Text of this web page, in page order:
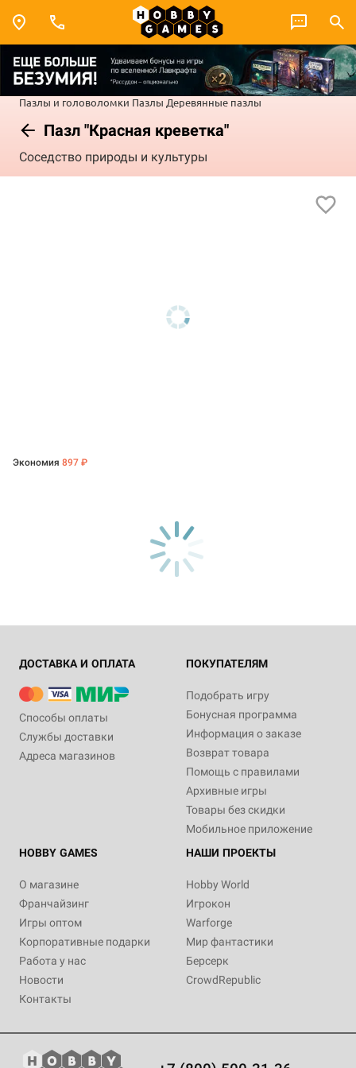
Пазлы и головоломки Пазлы Деревянные пазлы
Пазл "Красная креветка"
Соседство природы и культуры
Экономия 897 ₽
ДОСТАВКА И ОПЛАТА
Способы оплаты
Службы доставки
Адреса магазинов
ПОКУПАТЕЛЯМ
Подобрать игру
Бонусная программа
Информация о заказе
Возврат товара
Помощь с правилами
Архивные игры
Товары без скидки
Мобильное приложение
HOBBY GAMES
О магазине
Франчайзинг
Игры оптом
Корпоративные подарки
Работа у нас
Новости
Контакты
НАШИ ПРОЕКТЫ
Hobby World
Игрокон
Warforge
Мир фантастики
Берсерк
CrowdRepublic